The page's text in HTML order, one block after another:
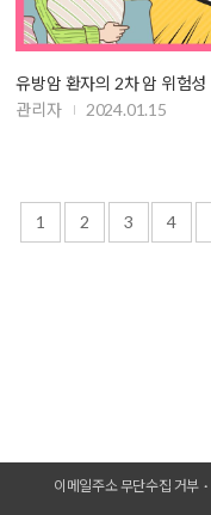
유방암 환자의 2차 암 위험성
관리자
2024.01.15
1 2 3 4
이메일주소 무단수집 거부